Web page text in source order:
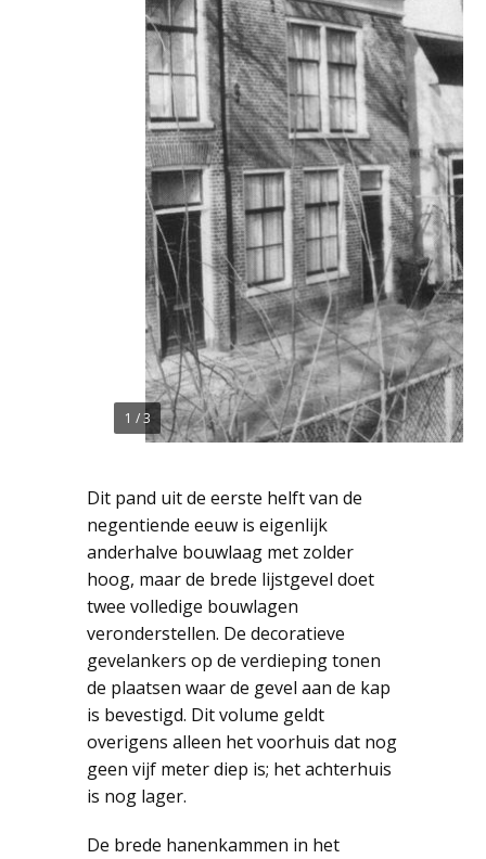
1 /3
Dit pand uit de eerste helft van de
negentiende eeuw is eigenlijk
anderhalve bouwlaag met zolder
hoog, maar de brede lijstgevel doet
twee volledige bouwlagen
veronderstellen. De decoratieve
gevelankers op de verdieping tonen
de plaatsen waar de gevel aan de kap
is bevestigd. Dit volume geldt
overigens alleen het voorhuis dat nog
geen vijf meter diep is; het achterhuis
is nog lager.
De brede hanenkammen in het